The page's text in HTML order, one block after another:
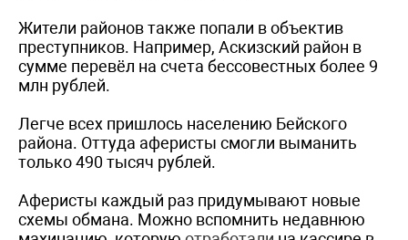
Жители районов также попали в объектив
преступников. Например, Аскизский район в
сумме перевёл на счета бессовестных более 9
млн рублей.
Легче всех пришлось населению Бейского
района. Оттуда аферисты смогли выманить
только 490 тысяч рублей.
Аферисты каждый раз придумывают новые
схемы обмана. Можно вспомнить недавнюю